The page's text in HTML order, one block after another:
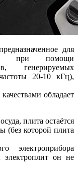
для
при помощи
генерируемых
20-10 кГц),
обладает
плита остаётся
(без которой плита
электроприбора
он не